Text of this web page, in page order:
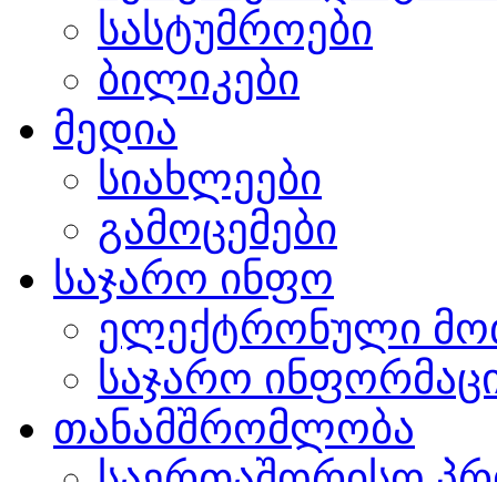
სასტუმროები
ბილიკები
მედია
სიახლეები
გამოცემები
საჯარო ინფო
ელექტრონული
საჯარო
თანამშრომლობა